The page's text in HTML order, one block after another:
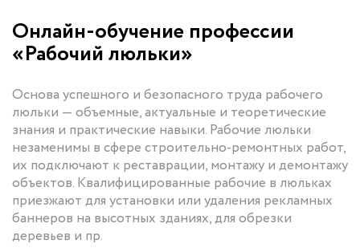
Онлайн-обучение профессии
«Рабочий люльки»
Основа успешного и безопасного труда рабочего
люльки — объемные, актуальные и теоретические
знания и практические навыки. Рабочие люльки
незаменимы в сфере строительно-ремонтных работ,
их подключают к реставрации, монтажу и демонтажу
объектов. Квалифицированные рабочие в люльках
приезжают для установки или удаления рекламных
баннеров на высотных зданиях, для обрезки
деревьев и пр.